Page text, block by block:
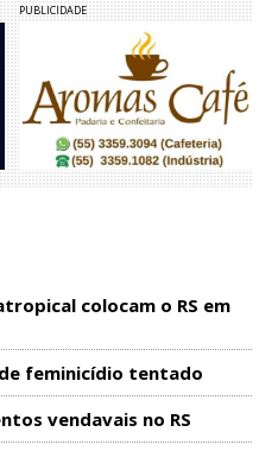
PUBLICIDADE
colocam o RS em
feminicídio tentado
vendavais no RS